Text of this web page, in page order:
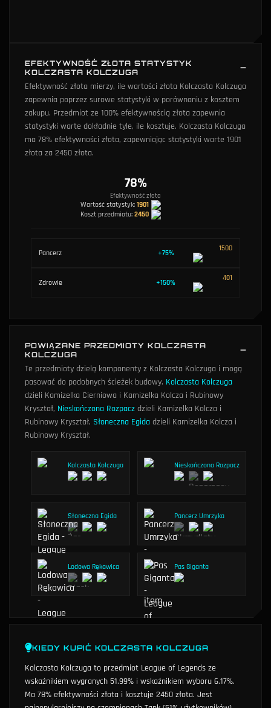
EFEKTYWNOŚĆ ZŁOTA STATYSTYK
KOLCZASTA KOLCZUGA
Efektywność złota mierzy, ile wartości złota Kolczasta Kolczuga
zapewnia poprzez surowe statystyki w porównaniu z kosztem
zakupu. Przedmiot ze 100% efektywnością złota zapewnia
statystyki warte dokładnie tyle, ile kosztuje. Kolczasta Kolczuga
ma 78% efektywności złota, zapewniając statystyki warte 1901
złota za 2450 złota.
78%
Efektywność złota
Wartość statystyk: 1901
Koszt przedmiotu: 2450
Pancerz +75%
1500
Zdrowie +150%
401
POWIĄZANE PRZEDMIOTY KOLCZASTA
KOLCZUGA
Te przedmioty dzielą komponenty z Kolczasta Kolczuga i mogą
pasować do podobnych ścieżek budowy. Kolczasta Kolczuga
dzieli Kamizelka Cierniowa i Kamizelka Kolcza i Rubinowy
Kryształ, Nieskończona Rozpacz dzieli Kamizelka Kolcza i
Rubinowy Kryształ, Słoneczna Egida dzieli Kamizelka Kolcza i
Rubinowy Kryształ.
Kolczasta Kolczuga Nieskończona Rozpacz
Słoneczna Egida Pancerz Umrzyka
Lodowa Rękawica Pas Giganta
KIEDY KUPIĆ KOLCZASTA KOLCZUGA
Kolczasta Kolczuga to przedmiot League of Legends ze
wskaźnikiem wygranych 51.99% i wskaźnikiem wyboru 6.17%.
Ma 78% efektywności złota i kosztuje 2450 złota. Jest